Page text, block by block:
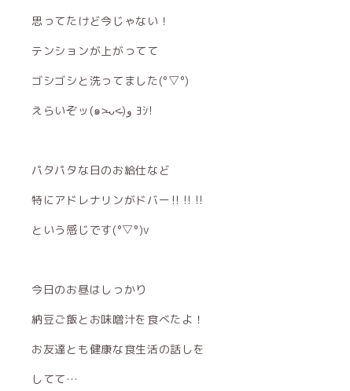
思ってたけど今じゃない！
テンションが上がってて
ゴシゴシと洗ってました(°▽°)
えらいぞッ(๑˃̵ᴗ˂̵)و ﾖｼ!
パタパタな日のお給仕など
特にアドレナリンがドバー‼︎‼︎‼︎
という感じです(°▽°)v
今日のお昼はしっかり
納豆ご飯とお味噌汁を食べたよ！
お友達とも健康な食生活の話しを
してて…